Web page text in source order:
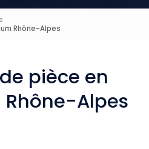
Rhône-Alpes
pièce en
Alpes